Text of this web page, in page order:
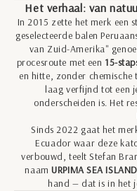
Het verhaal: van
In 2015 zette het merk een
geselecteerde balen
van Zuid-Amerika"
procesroute met een 15-
en hitte, zonder
laag verfijnd tot een
onderscheiden is. Het
Sinds 2022 gaat het
Ecuador waar deze
verbouwd, teelt Stefan
naamURPIMA SEA
hand — dat is in het